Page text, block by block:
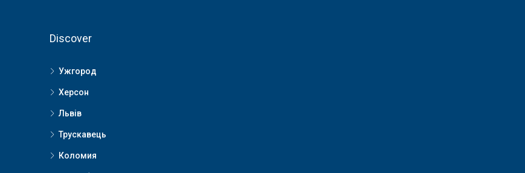
Discover
Ужгород
Херсон
Львів
Трускавець
Коломия